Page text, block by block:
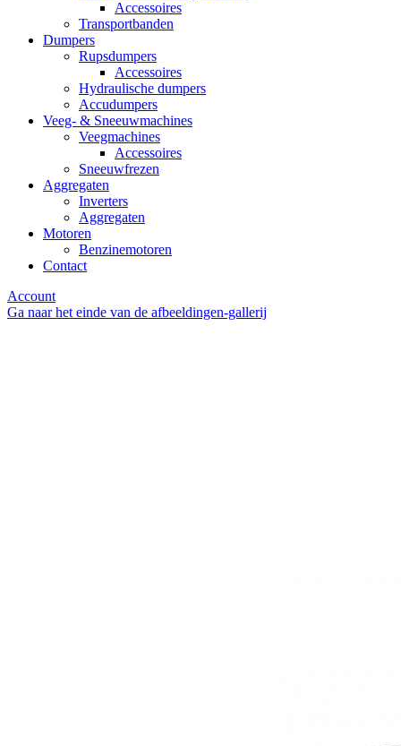
Accessoires
Transportbanden
Dumpers
Rupsdumpers
Accessoires
Hydraulische dumpers
Accudumpers
Veeg- & Sneeuwmachines
Veegmachines
Accessoires
Sneeuwfrezen
Aggregaten
Inverters
Aggregaten
Motoren
Benzinemotoren
Contact
Account
Ga naar het einde van de afbeeldingen-gallerij